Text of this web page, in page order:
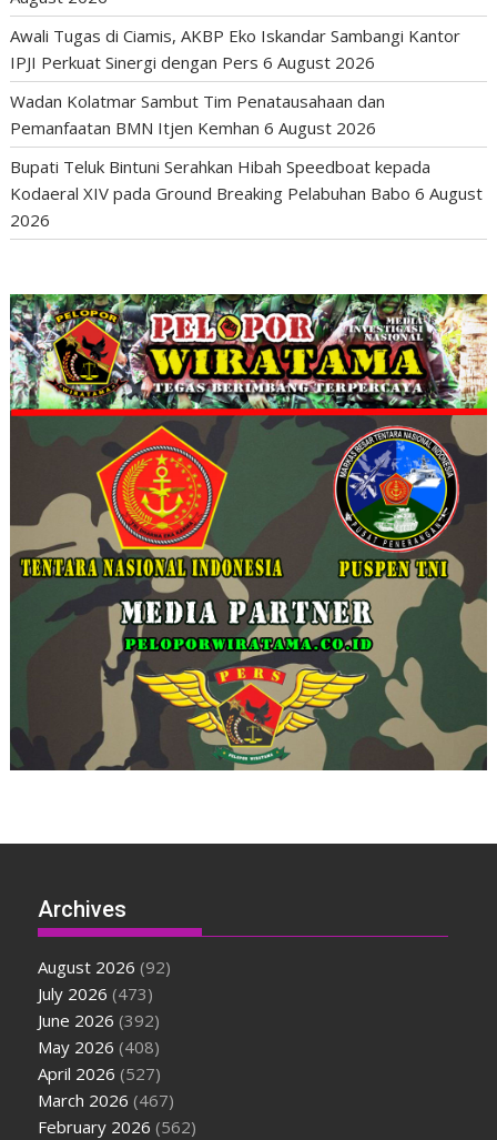
Awali Tugas di Ciamis, AKBP Eko Iskandar Sambangi Kantor
IPJI Perkuat Sinergi dengan Pers 6 August 2026
Wadan Kolatmar Sambut Tim Penatausahaan dan
Pemanfaatan BMN Itjen Kemhan 6 August 2026
Bupati Teluk Bintuni Serahkan Hibah Speedboat kepada
Kodaeral XIV pada Ground Breaking Pelabuhan Babo 6 August
2026
Archives
August 2026 (92)
July 2026 (473)
June 2026 (392)
May 2026 (408)
April 2026 (527)
March 2026 (467)
February 2026 (562)